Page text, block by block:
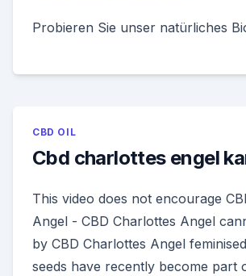
Probieren Sie unser natürliches
CBD OIL
Cbd charlottes engel
This video does not encourage
Angel - CBD Charlottes Angel
by CBD Charlottes Angel
seeds have recently become part